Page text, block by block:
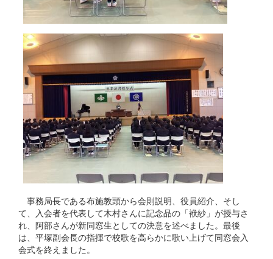
事務局長である布施教頭から会則説明、役員紹介、そし
て、入会者を代表して木村さんに記念品の「袱紗」が授与さ
れ、阿部さんが新同窓生としての決意を述べました。最後
は、平塚副会長の指揮で校歌を高らかに歌い上げて同窓会入
会式を終えました。